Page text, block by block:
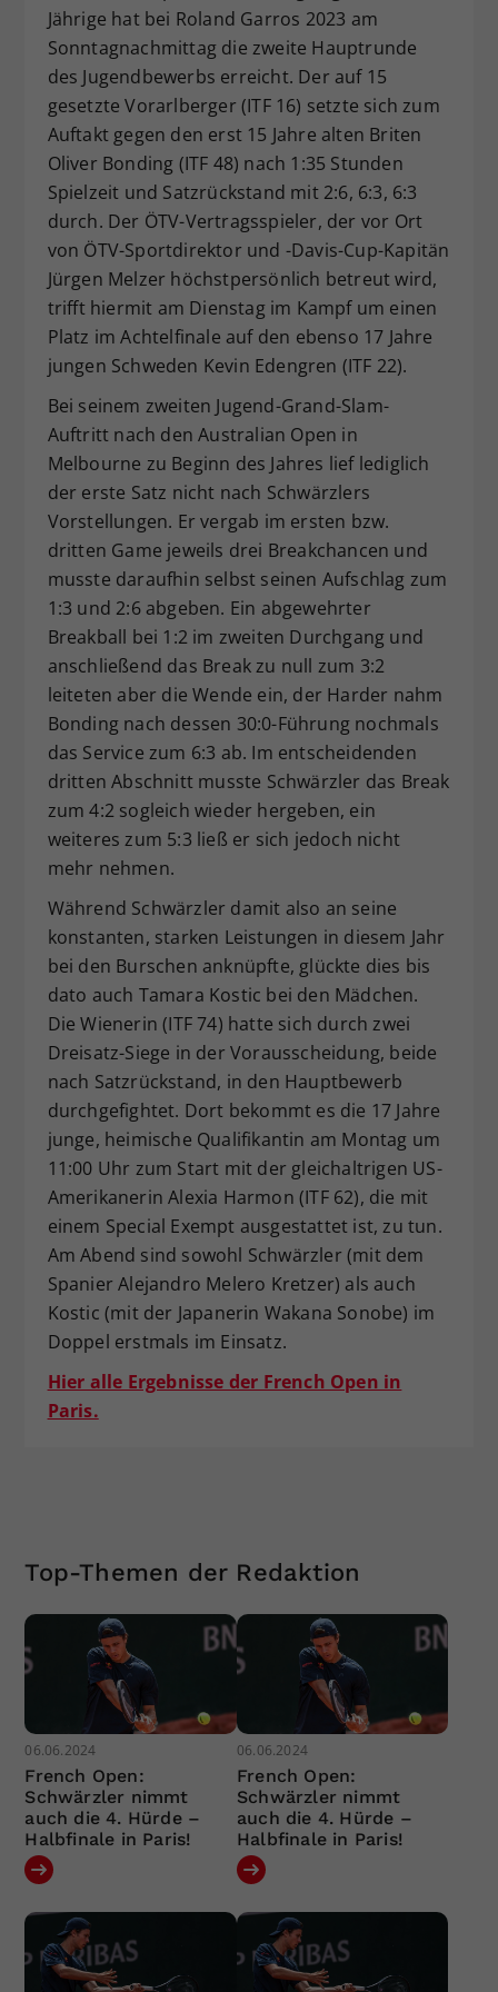
Jährige hat bei Roland Garros 2023 am
Sonntagnachmittag die zweite Hauptrunde
des Jugendbewerbs erreicht. Der auf 15
gesetzte Vorarlberger (ITF 16) setzte sich zum
Auftakt gegen den erst 15 Jahre alten Briten
Oliver Bonding (ITF 48) nach 1:35 Stunden
Spielzeit und Satzrückstand mit 2:6, 6:3, 6:3
durch. Der ÖTV-Vertragsspieler, der vor Ort
von ÖTV-Sportdirektor und -Davis-Cup-Kapitän
Jürgen Melzer höchstpersönlich betreut wird,
trifft hiermit am Dienstag im Kampf um einen
Platz im Achtelfinale auf den ebenso 17 Jahre
jungen Schweden Kevin Edengren (ITF 22).
Bei seinem zweiten Jugend-Grand-Slam-
Auftritt nach den Australian Open in
Melbourne zu Beginn des Jahres lief lediglich
der erste Satz nicht nach Schwärzlers
Vorstellungen. Er vergab im ersten bzw.
dritten Game jeweils drei Breakchancen und
musste daraufhin selbst seinen Aufschlag zum
1:3 und 2:6 abgeben. Ein abgewehrter
Breakball bei 1:2 im zweiten Durchgang und
anschließend das Break zu null zum 3:2
leiteten aber die Wende ein, der Harder nahm
Bonding nach dessen 30:0-Führung nochmals
das Service zum 6:3 ab. Im entscheidenden
dritten Abschnitt musste Schwärzler das Break
zum 4:2 sogleich wieder hergeben, ein
weiteres zum 5:3 ließ er sich jedoch nicht
mehr nehmen.
Während Schwärzler damit also an seine
konstanten, starken Leistungen in diesem Jahr
bei den Burschen anknüpfte, glückte dies bis
dato auch Tamara Kostic bei den Mädchen.
Die Wienerin (ITF 74) hatte sich durch zwei
Dreisatz-Siege in der Vorausscheidung, beide
nach Satzrückstand, in den Hauptbewerb
durchgefightet. Dort bekommt es die 17 Jahre
junge, heimische Qualifikantin am Montag um
11:00 Uhr zum Start mit der gleichaltrigen US-
Amerikanerin Alexia Harmon (ITF 62), die mit
einem Special Exempt ausgestattet ist, zu tun.
Am Abend sind sowohl Schwärzler (mit dem
Spanier Alejandro Melero Kretzer) als auch
Kostic (mit der Japanerin Wakana Sonobe) im
Doppel erstmals im Einsatz.
Hier alle Ergebnisse der French Open in
Paris.
Top-Themen der Redaktion
06.06.2024
French Open:
Schwärzler nimmt
auch die 4. Hürde –
Halbfinale in Paris!
06.06.2024
French Open:
Schwärzler nimmt
auch die 4. Hürde –
Halbfinale in Paris!
Zweck
Dieser Wert speichert Ihre Consent-
Einstellungen. Unter anderem eine
zufällig generierte ID, für die
historische Speicherung Ihrer
vorgenommen Einstellungen, falls der
Webseiten-Betreiber dies eingestellt
hat.